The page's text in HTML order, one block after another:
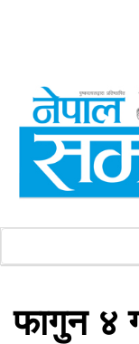
फागुन ४